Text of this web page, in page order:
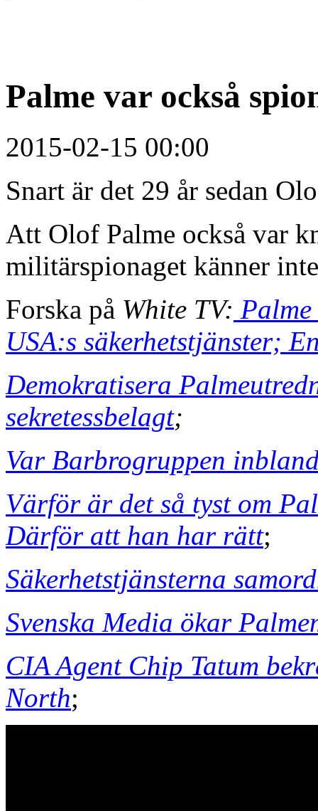
Palme var också
2015-02-15 00:00
Snart är det 29 år sedan
Att Olof Palme också var
militärspionaget känner
Forska på White TV:
USA:s säkerhetstjänster;
Demokratisera
sekretessbelagt;
Var Barbrogruppen
Värför är det så tyst om
Därför att han har rätt;
Säkerhetstjänsterna
Svenska Media ökar
CIA Agent Chip Tatum
North;